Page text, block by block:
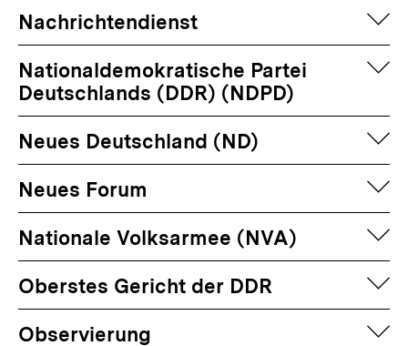
Nachrichtendienst
Nationaldemokratische Partei
Deutschlands (DDR) (NDPD)
Neues Deutschland (ND)
Neues Forum
Nationale Volksarmee (NVA)
Oberstes Gericht der DDR
Observierung